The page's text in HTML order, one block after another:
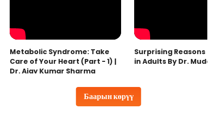
Баарын көрүү
Metabolic Syndrome: Take
Care of Your Heart (Part - 1) |
Dr. Ajay Kumar Sharma
Surprising Reasons
in Adults By Dr.